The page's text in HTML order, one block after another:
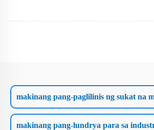
makinang pang-paglilinis ng sukat na
makinang pang-lundrya para sa